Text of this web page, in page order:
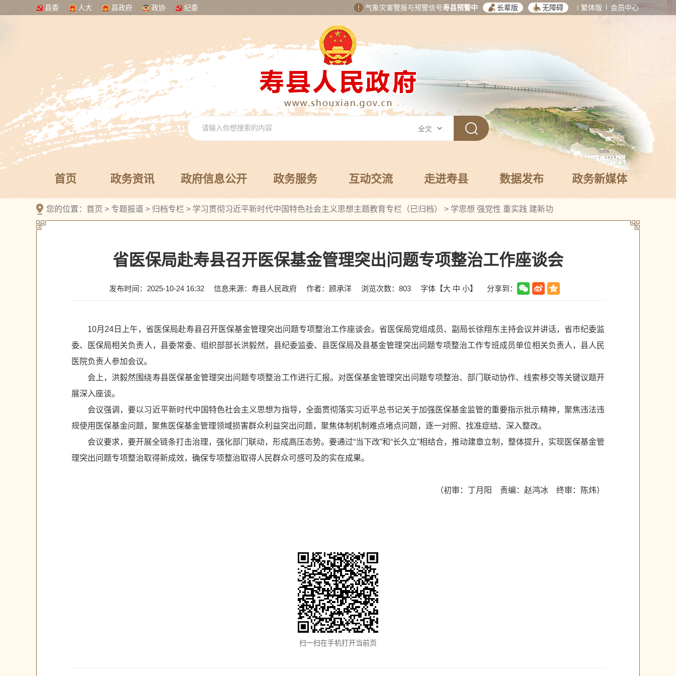
县委 人大 县政府 政协 纪委 气象灾害警报与预警信号寿县预警中 长辈版 无障碍 繁体版 会员中心
首页 政务资讯 政府信息公开 政务服务 互动交流 走进寿县 数据发布 政务新媒体
您的位置： 首页 > 专题报道 > 归档专栏 > 学习贯彻习近平新时代中国特色社会主义思想主题教育专栏（已归档） > 学思想 强党性 重实践 建新功
省医保局赴寿县召开医保基金管理突出问题专项整治工作座谈会
发布时间：2025-10-24 16:32 信息来源：寿县人民政府 作者：顾承洋 浏览次数： 803 字体【大 中 小】 分享到：
10月24日上午，省医保局赴寿县召开医保基金管理突出问题专项整治工作座谈会。省医保局党组成员、副局长徐翔东主持会议并讲话，省市纪委监
委、医保局相关负责人，县委常委、组织部部长洪毅然，县纪委监委、县医保局及县基金管理突出问题专项整治工作专班成员单位相关负责人，县人民
医院负责人参加会议。
会上，洪毅然围绕寿县医保基金管理突出问题专项整治工作进行汇报。对医保基金管理突出问题专项整治、部门联动协作、线索移交等关键议题开
展深入座谈。
会议强调，要以习近平新时代中国特色社会主义思想为指导，全面贯彻落实习近平总书记关于加强医保基金监管的重要指示批示精神，聚焦违法违
规使用医保基金问题，聚焦医保基金管理领域损害群众利益突出问题，聚焦体制机制难点堵点问题，逐一对照、找准症结、深入整改。
会议要求，要开展全链条打击治理，强化部门联动，形成高压态势。要通过“当下改”和“长久立”相结合，推动建章立制，整体提升，实现医保基金管
理突出问题专项整治取得新成效，确保专项整治取得人民群众可感可及的实在成果。
（初审：丁月阳 责编：赵鸿冰 终审：陈炜）
扫一扫在手机打开当前页